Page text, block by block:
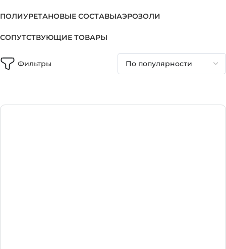
ПОЛИУРЕТАНОВЫЕ СОСТАВЫАЭРОЗОЛИ
СОПУТСТВУЮЩИЕ ТОВАРЫ
Фильтры